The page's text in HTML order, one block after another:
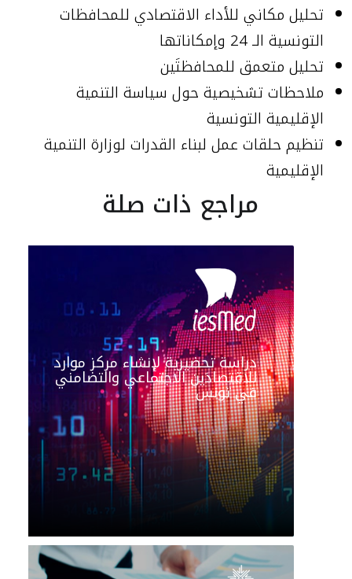
تحليل مكاني للأداء الاقتصادي للمحافظات
التونسية الـ 24 وإمكاناتها
تحليل متعمق للمحافظتَين
ملاحظات تشخيصية حول سياسة التنمية
الإقليمية التونسية
تنظيم حلقات عمل لبناء القدرات لوزارة التنمية
الإقليمية
مراجع ذات صلة
دراسة تحضيرية لإنشاء مركز موارد
للاقتصادَين الاجتماعي والتضامني
في تونس